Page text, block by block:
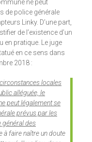
ne peut
de police générale
Linky. D’une part,
de l’existence d’un
en pratique. Le juge
en ce sens dans
2018 :
locales
alléguée, le
peut légalement se
prévus par les
général des
à faire naître un doute